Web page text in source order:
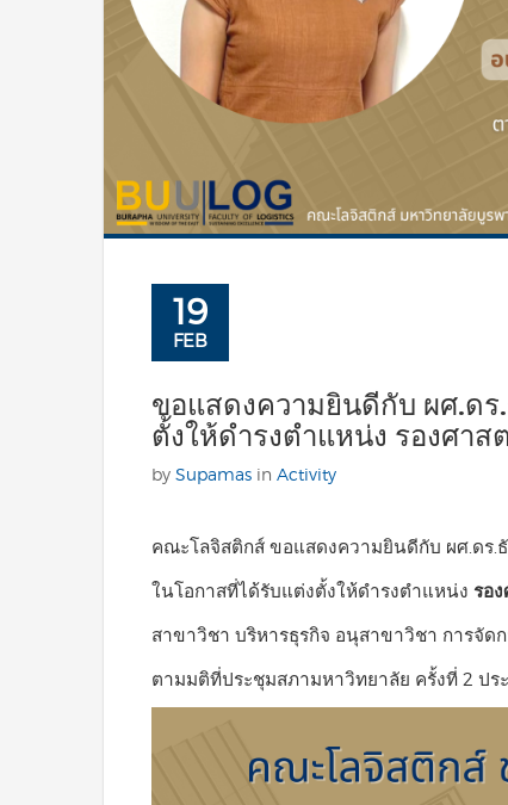
19
FEB
ขอแสดงความยินดีกับ ผศ.ด
ตั้งให้ดำรงตำแหน่ง รองศาส
by Supamas in Activity
คณะโลจิสติกส์ ขอแสดงความยินดีกับ ผศ.ดร.
ในโอกาสที่ได้รับแต่งตั้งให้ดำรงตำแหน่ง รอ
สาขาวิชา บริหารธุรกิจ อนุสาขาวิชา การจัด
ตามมติที่ประชุมสภามหาวิทยาลัย ครั้งที่ 2 ปร